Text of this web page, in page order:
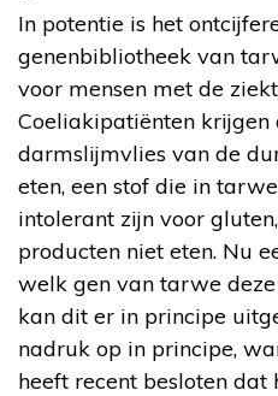
In potentie is het
genenbibliotheek van
voor mensen met de
Coeliakipatiënten krijgen
darmslijmvlies van de
eten, een stof die in
intolerant zijn voor
producten niet eten. Nu
welk gen van tarwe
kan dit er in principe
nadruk op in principe,
heeft recent besloten dat